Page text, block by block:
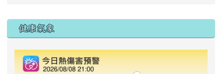
右邊區域內容
健康氣象